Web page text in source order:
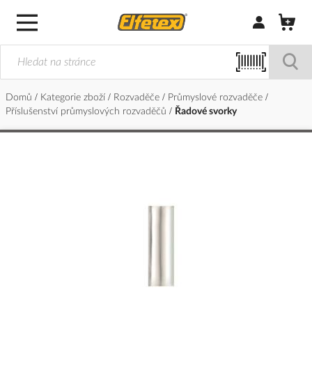
Přihlásit/
Domů Kategorie zboží Rozvaděče
Průmyslové rozvaděče
Příslušenství průmyslových rozvaděčů
Řadové svorky